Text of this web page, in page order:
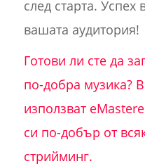
след старта. Успех
вашата аудитория!
Готови ли сте да
по-добра музика?
използват
си по-добър от
стрийминг.